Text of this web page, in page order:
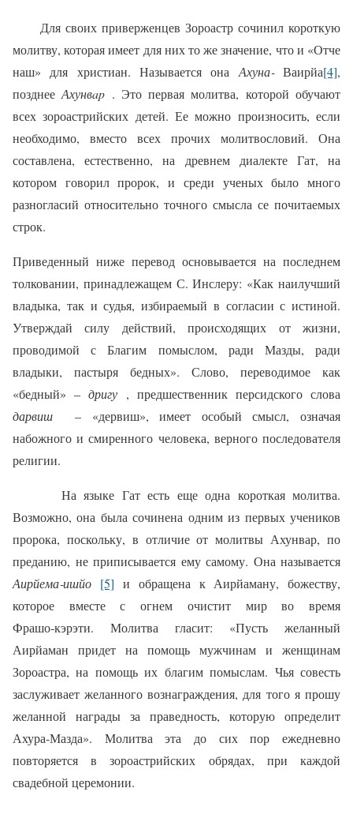
Для своих приверженцев Зороастр сочинил короткую
молитву, которая имеет для них то же значение, что и «Отче
наш» для христиан. Называется она Ахуна‑Ваирйа[4],
позднееАхунвap . Это первая молитва, которой обучают
всех зороастрийских детей. Ее можно произносить, если
необходимо, вместо всех прочих молитвословий. Она
составлена, естественно, на древнем диалекте Гат, на
котором говорил пророк, и среди ученых было много
разногласий относительно точного смысла се почитаемых
строк.
Приведенный ниже перевод основывается на последнем
толковании, принадлежащем С. Инслеру: «Как наилучший
владыка, так и судья, избираемый в согласии с истиной.
Утверждай силу действий, происходящих от жизни,
проводимой с Благим помыслом, ради Мазды, ради
владыки, пастыря бедных». Слово, переводимое как
«бедный» –дригу , предшественник персидского слова
дарвиш
– «дервиш», имеет особый смысл, означая
набожного и смиренного человека, верного последователя
религии.
На языке Гат есть еще одна короткая молитва.
Возможно, она была сочинена одним из первых учеников
пророка, поскольку, в отличие от молитвы Ахунвар, по
преданию, не приписывается ему самому. Она называется
Аирйема‑ишйо [5] и обращена к Аирйаману, божеству,
которое вместе с огнем очистит мир во время
Фрашо‑кэрэти. Молитва гласит: «Пусть желанный
Аирйаман придет на помощь мужчинам и женщинам
Зороастра, на помощь их благим помыслам. Чья совесть
заслуживает желанного вознаграждения, для того я прошу
желанной награды за праведность, которую определит
Ахура‑Мазда». Молитва эта до сих пор ежедневно
повторяется в зороастрийских обрядах, при каждой
свадебной церемонии.